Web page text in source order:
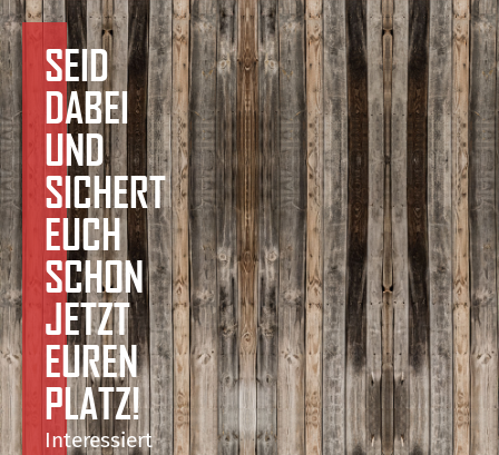
SEID
DABEI
UND
SICHERT
EUCH
SCHON
JETZT
EUREN
PLATZ!
Interessiert